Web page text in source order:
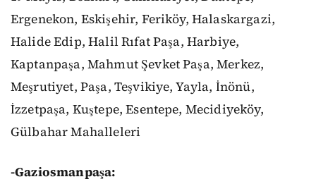
Ergenekon, Eskişehir, Feriköy, Halaskargazi,
Halide Edip, Halil Rıfat Paşa, Harbiye,
Kaptanpaşa, Mahmut Şevket Paşa, Merkez,
Meşrutiyet, Paşa, Teşvikiye, Yayla, İnönü,
İzzetpaşa, Kuştepe, Esentepe, Mecidiyeköy,
Gülbahar Mahalleleri
-Gaziosmanpaşa: